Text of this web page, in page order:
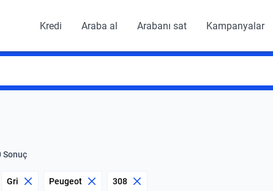
Kredi Araba al Arabanı sat Kampanyalar
Sonuç
Gri Peugeot 308